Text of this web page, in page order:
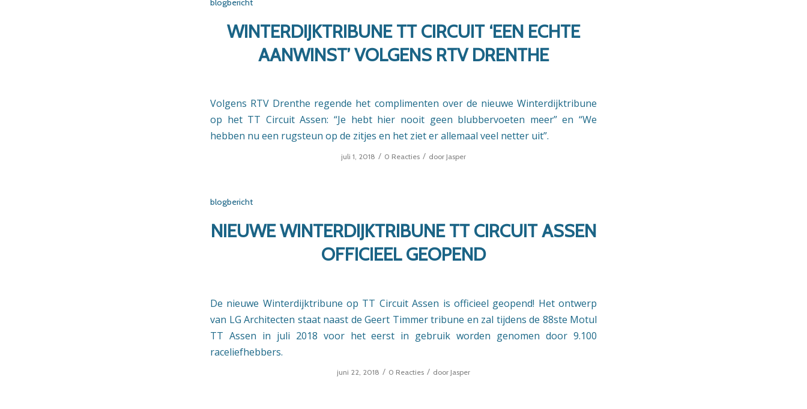
blogbericht
WINTERDIJKTRIBUNE TT CIRCUIT ‘EEN ECHTE
AANWINST’ VOLGENS RTV DRENTHE
Volgens RTV Drenthe regende het complimenten over de nieuwe Winterdijktribune
op het TT Circuit Assen: “Je hebt hier nooit geen blubbervoeten meer” en “We
hebben nu een rugsteun op de zitjes en het ziet er allemaal veel netter uit”.
juli 1, 2018 / 0 Reacties / door Jasper
blogbericht
NIEUWE WINTERDIJKTRIBUNE TT CIRCUIT ASSEN
OFFICIEEL GEOPEND
De nieuwe Winterdijktribune op TT Circuit Assen is officieel geopend! Het ontwerp
van LG Architecten staat naast de Geert Timmer tribune en zal tijdens de 88ste Motul
TT Assen in juli 2018 voor het eerst in gebruik worden genomen door 9.100
raceliefhebbers.
juni 22, 2018 / 0 Reacties / door Jasper